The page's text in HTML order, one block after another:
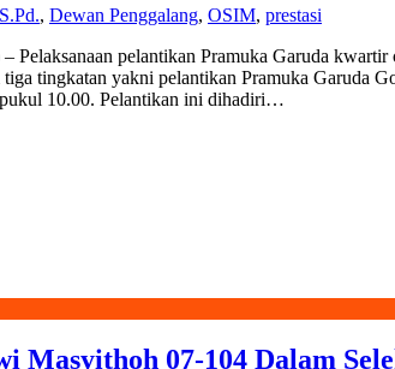
, Dewan Penggalang, OSIM, prestasi
Pelaksanaan pelantikan Pramuka Garuda
tingkatan yakni pelantikan Pramuka Garuda
10.00. Pelantikan ini dihadiri…
Masyithoh 07-104 Dalam